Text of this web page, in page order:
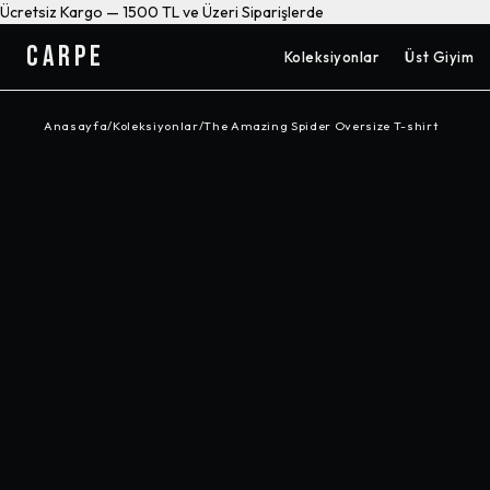
Ücretsiz Kargo — 1500 TL ve Üzeri Siparişlerde
CARPE Koleksiyonlar Üst Giyim
Anasayfa/Koleksiyonlar/The Amazing Spider Oversize T-shirt